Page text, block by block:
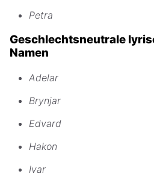
Petra
Geschlechtsneutrale
Namen
Adelar
Brynjar
Edvard
Hakon
Ivar